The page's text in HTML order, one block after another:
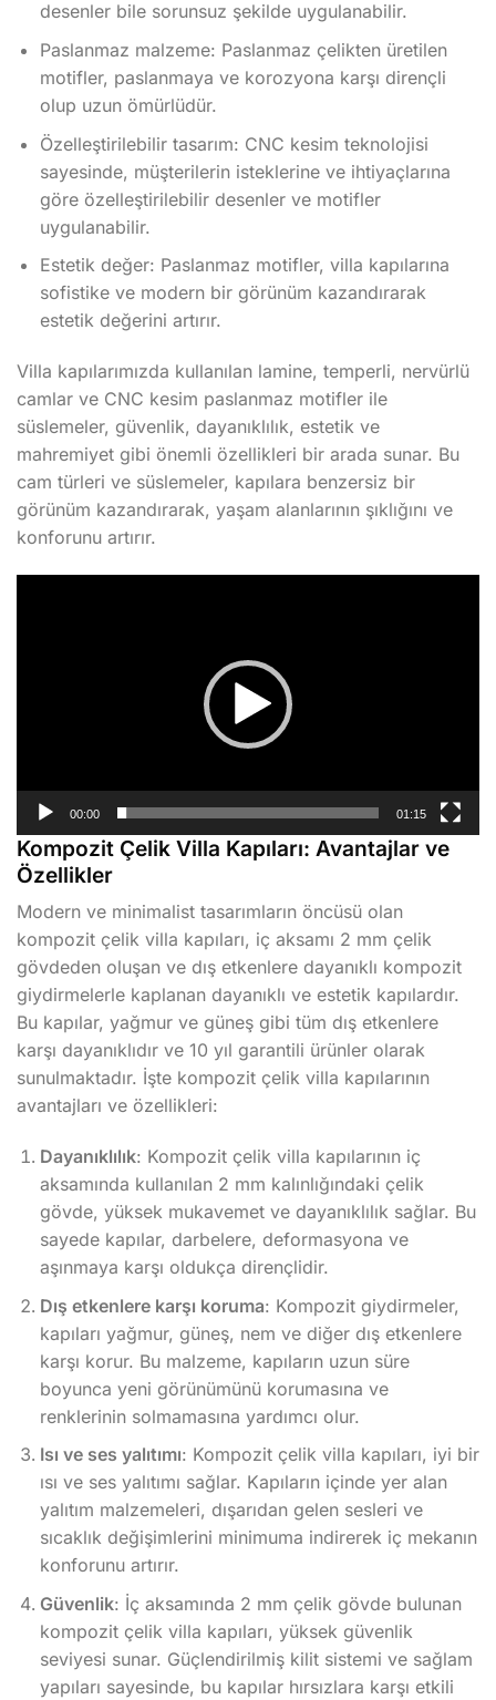
desenler bile sorunsuz şekilde uygulanabilir.
Paslanmaz malzeme: Paslanmaz çelikten üretilen
motifler, paslanmaya ve korozyona karşı dirençli
olup uzun ömürlüdür.
Özelleştirilebilir tasarım: CNC kesim teknolojisi
sayesinde, müşterilerin isteklerine ve ihtiyaçlarına
göre özelleştirilebilir desenler ve motifler
uygulanabilir.
Estetik değer: Paslanmaz motifler, villa kapılarına
sofistike ve modern bir görünüm kazandırarak
estetik değerini artırır.
Villa kapılarımızda kullanılan lamine, temperli, nervürlü
camlar ve CNC kesim paslanmaz motifler ile
süslemeler, güvenlik, dayanıklılık, estetik ve
mahremiyet gibi önemli özellikleri bir arada sunar. Bu
cam türleri ve süslemeler, kapılara benzersiz bir
görünüm kazandırarak, yaşam alanlarının şıklığını ve
konforunu artırır.
00:00 01:15
Kompozit Çelik Villa Kapıları: Avantajlar ve
Özellikler
Modern ve minimalist tasarımların öncüsü olan
kompozit çelik villa kapıları, iç aksamı 2 mm çelik
gövdeden oluşan ve dış etkenlere dayanıklı kompozit
giydirmelerle kaplanan dayanıklı ve estetik kapılardır.
Bu kapılar, yağmur ve güneş gibi tüm dış etkenlere
karşı dayanıklıdır ve 10 yıl garantili ürünler olarak
sunulmaktadır. İşte kompozit çelik villa kapılarının
avantajları ve özellikleri:
Dayanıklılık: Kompozit çelik villa kapılarının iç
aksamında kullanılan 2 mm kalınlığındaki çelik
gövde, yüksek mukavemet ve dayanıklılık sağlar. Bu
sayede kapılar, darbelere, deformasyona ve
aşınmaya karşı oldukça dirençlidir.
Dış etkenlere karşı koruma: Kompozit giydirmeler,
kapıları yağmur, güneş, nem ve diğer dış etkenlere
karşı korur. Bu malzeme, kapıların uzun süre
boyunca yeni görünümünü korumasına ve
renklerinin solmamasına yardımcı olur.
Isı ve ses yalıtımı: Kompozit çelik villa kapıları, iyi bir
ısı ve ses yalıtımı sağlar. Kapıların içinde yer alan
yalıtım malzemeleri, dışarıdan gelen sesleri ve
sıcaklık değişimlerini minimuma indirerek iç mekanın
konforunu artırır.
Güvenlik: İç aksamında 2 mm çelik gövde bulunan
kompozit çelik villa kapıları, yüksek güvenlik
seviyesi sunar. Güçlendirilmiş kilit sistemi ve sağlam
yapıları sayesinde, bu kapılar hırsızlara karşı etkili